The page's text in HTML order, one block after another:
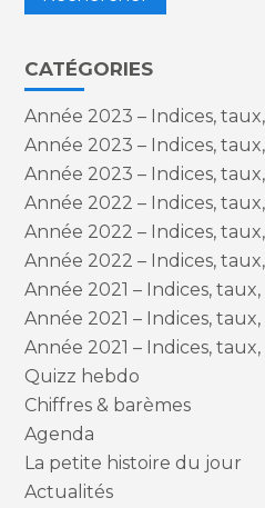
CATÉGORIES
Année 2023 – Indices,
Année 2023 – Indices,
Année 2023 – Indices,
Année 2022 – Indices,
Année 2022 – Indices,
Année 2022 – Indices,
Année 2021 – Indices,
Année 2021 – Indices,
Année 2021 – Indices,
Quizz hebdo
Chiffres & barèmes
Agenda
La petite histoire du jour
Actualités